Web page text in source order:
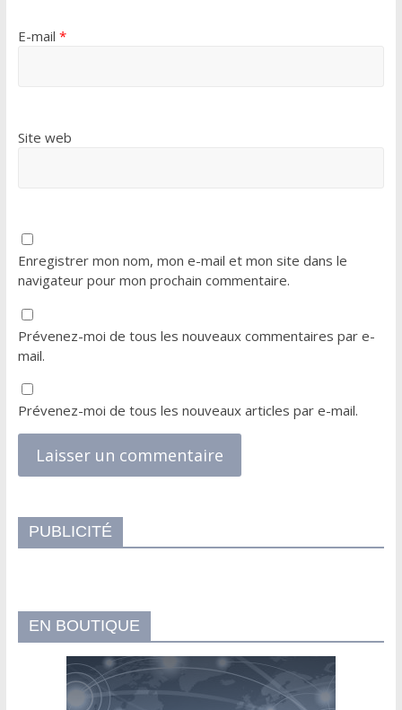
E-mail *
Site web
Enregistrer mon nom, mon e-mail et mon site dans le
navigateur pour mon prochain commentaire.
Prévenez-moi de tous les nouveaux commentaires par e-
mail.
Prévenez-moi de tous les nouveaux articles par e-mail.
PUBLICITÉ
EN BOUTIQUE